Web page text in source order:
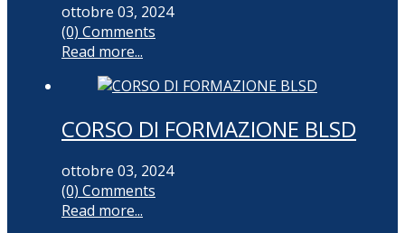
ottobre 03, 2024
(0) Comments
Read more...
CORSO DI FORMAZIONE BLSD
ottobre 03, 2024
(0) Comments
Read more...